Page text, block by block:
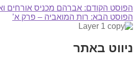
הפוסט הקודם: אברהם מכניס אורחים
הפוסט הבא: רות המואביה – פרק א’
ניווט באתר